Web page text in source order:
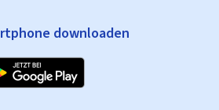
downloaden